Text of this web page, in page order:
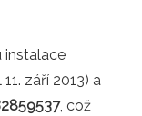
instalace
září 2013) a
, což